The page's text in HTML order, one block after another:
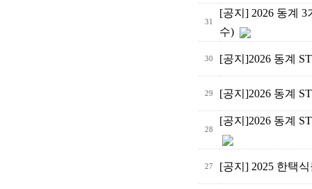
31
[공지] 2026 동계 3
수)
30 [공지]2026 동계
29 [공지]2026 동계
28
[공지]2026 동계
27 [공지] 2025 한택